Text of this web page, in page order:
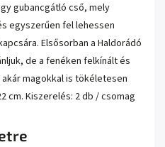
gubancgátló cső, mely
egyszerűen fel lehessen
Elsősorban a Haldorádó
de a fenéken felkínált és
magokkal is tökéletesen
cm. Kiszerelés: 2 db / csomag